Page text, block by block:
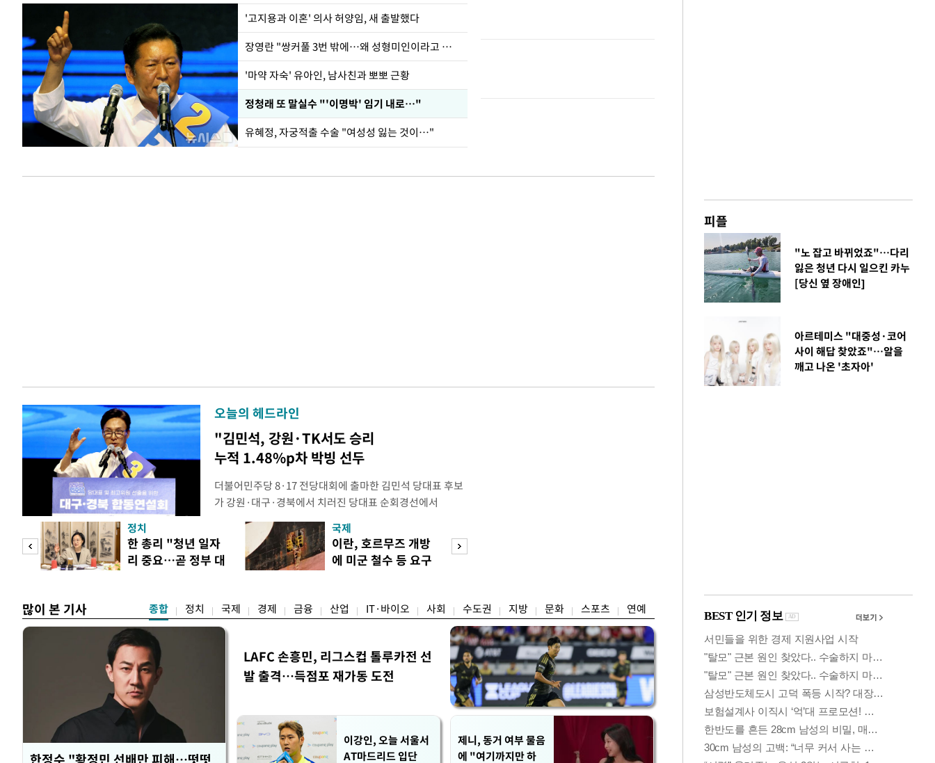
'고지용과 이혼' 의사 허양임, 새 출발했다
장영란 "쌍커풀 3번 밖에…왜 성형미인이라고 하냐"
'마약 자숙' 유아인, 남사친과 뽀뽀 근황
정청래 또 말실수 "'이명박' 임기 내로…"
유혜정, 자궁적출 수술 "여성성 잃는 것이…"
오늘의 헤드라인
"김민석, 강원·TK서도 승리
누적 1.48%p차 박빙 선두
더불어민주당 8·17 전당대회에 출마한 김민석 당대표 후보
가 강원·대구·경북에서 치러진 당대표 순회경선에서
48.54%(1만8977표)를 얻어 상대 경쟁주자인 정청래 후보
를 1622표(4.14%p) 차로 제치고 1위를 차지했다. 전날 제주
·인천 권리당원 투표에서도 김 후보가 앞섰다. 이에 따라 누
적 합산(가중치 미반영)에서도 김 후보(46.01%)가
피
정치
한 총리 "청년 일자
리 중요…곧 정부 대
국제
이란, 호르무즈 개방
에 미군 철수 등 요구
많이 본 기사 종합 정치 국제 경제 금융 산업 IT·바이오 사회 수도권 지방 문화 스포츠 연예
한정수 "황정민 선배만 피해…떳떳
LAFC 손흥민, 리그스컵 톨루카전 선
발 출격…득점포 재가동 도전
이강인, 오늘 서울서
AT마드리드 입단
제니, 동거 여부 물음
에 "여기까지만 하
피플
"노 잡고 바뀌었죠"…다리
잃은 청년 다시 일으킨 카누
[당신 옆 장애인]
아르테미스 "대중성·코어
사이 해답 찾았죠"…알을
깨고 나온 '초자아'